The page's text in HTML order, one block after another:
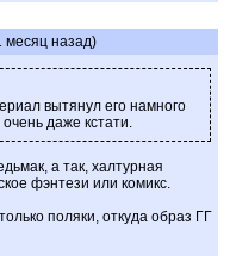
месяц назад)
вытянул его намного
даже кстати.
а так, халтурная
фэнтези или комикс.
поляки, откуда образ ГГ